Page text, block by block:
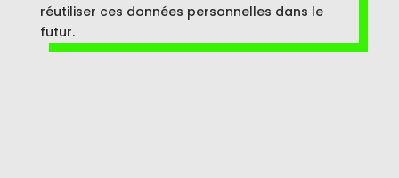
réutiliser ces données personnelles dans le
futur.